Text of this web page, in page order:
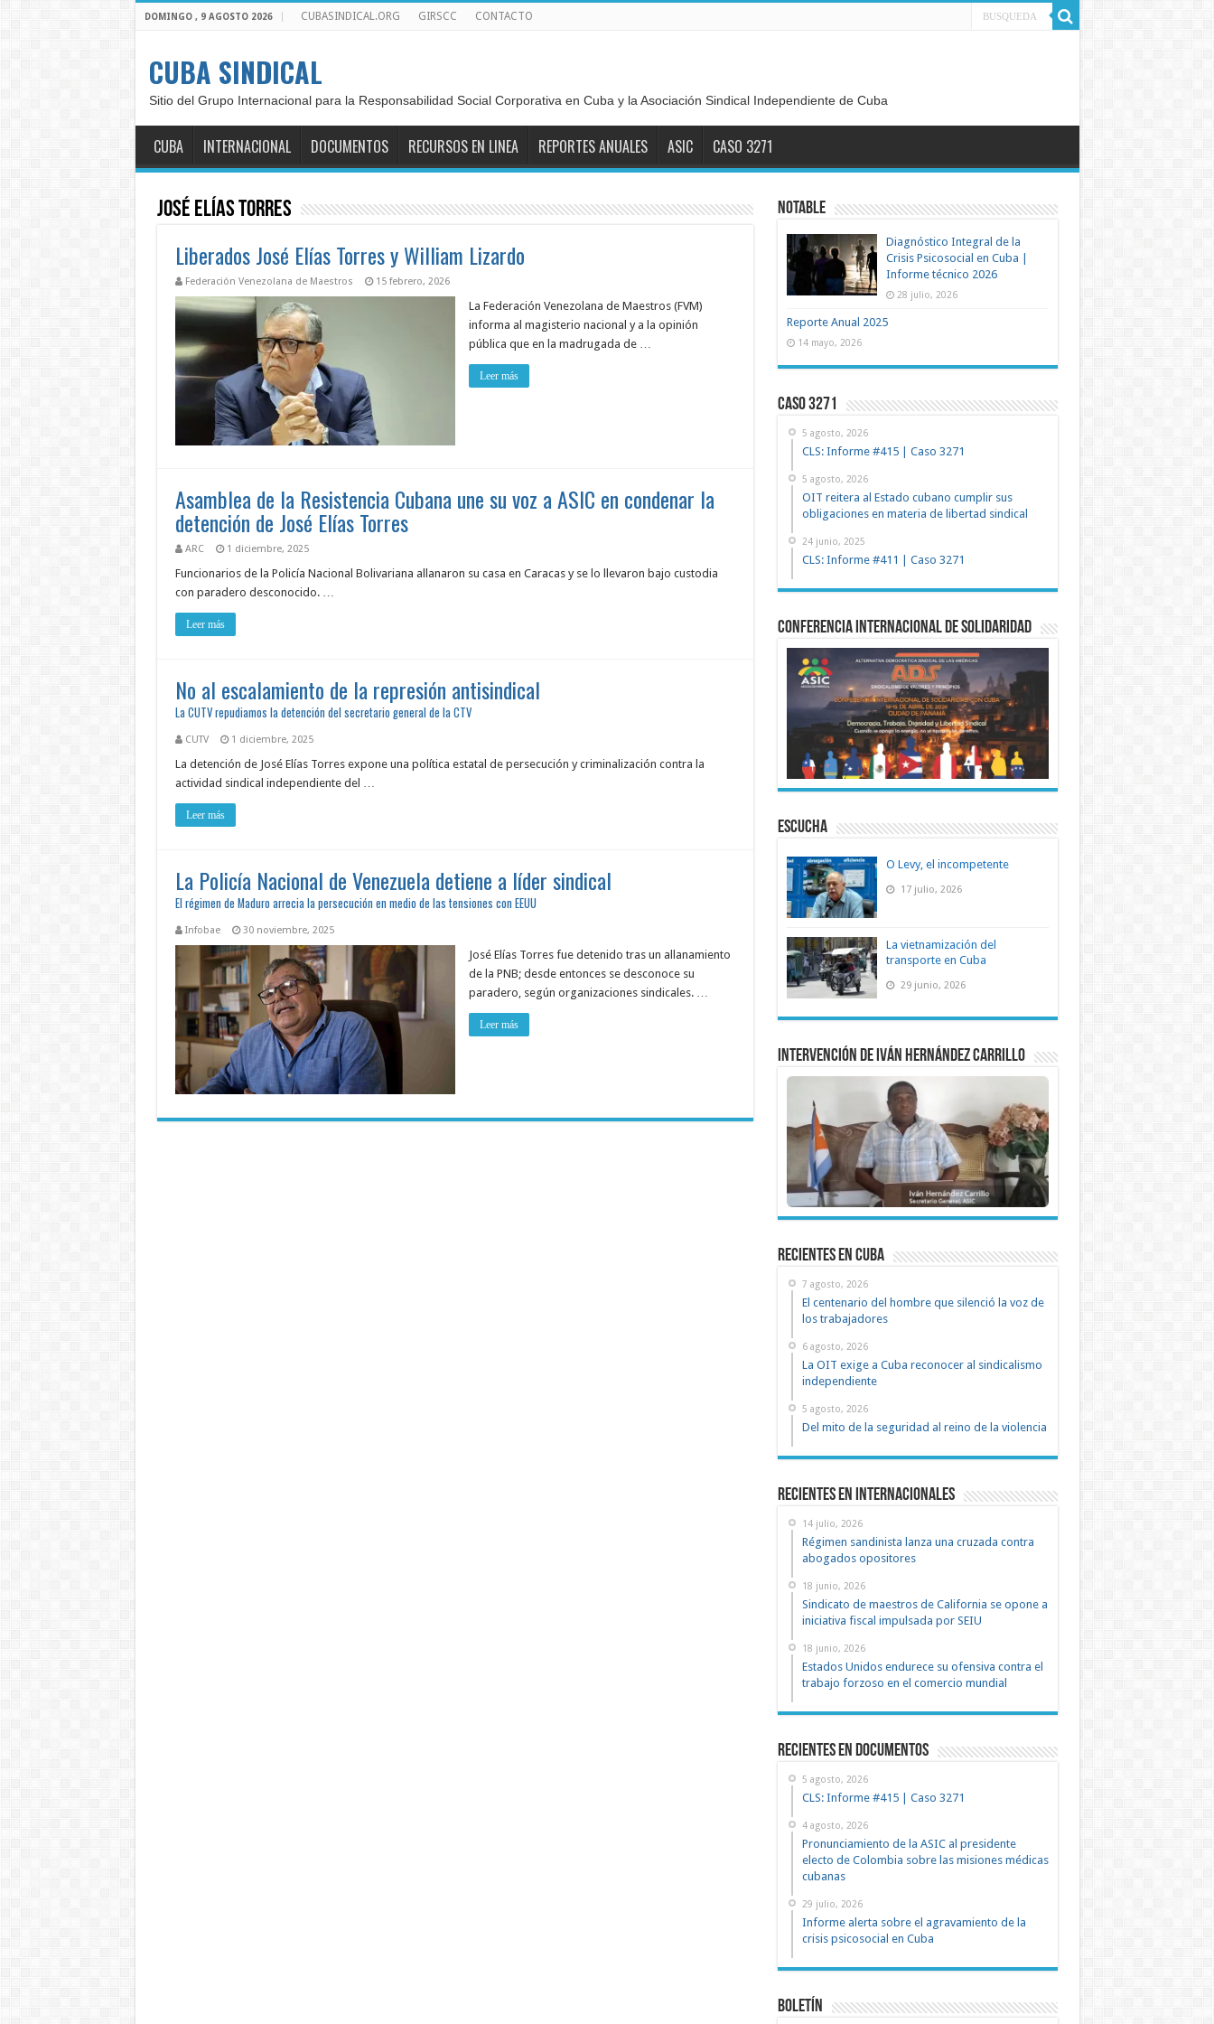
DOMINGO , 9 AGOSTO 2026 CUBASINDICAL.ORG GIRSCC CONTACTO
CUBA SINDICAL
Sitio del Grupo Internacional para la Responsabilidad Social Corporativa en Cuba y la Asociación Sindical Independiente de Cuba
CUBA INTERNACIONAL DOCUMENTOS RECURSOS EN LINEA REPORTES ANUALES ASIC CASO 3271
José Elías Torres
Liberados José Elías Torres y William Lizardo
Federación Venezolana de Maestros 15 febrero, 2026
La Federación Venezolana de Maestros (FVM)
informa al magisterio nacional y a la opinión
pública que en la madrugada de …
Leer más
Asamblea de la Resistencia Cubana une su voz a ASIC en condenar la
detención de José Elías Torres
ARC 1 diciembre, 2025
Funcionarios de la Policía Nacional Bolivariana allanaron su casa en Caracas y se lo llevaron bajo custodia
con paradero desconocido. …
Leer más
No al escalamiento de la represión antisindical
La CUTV repudiamos la detención del secretario general de la CTV
CUTV 1 diciembre, 2025
La detención de José Elías Torres expone una política estatal de persecución y criminalización contra la
actividad sindical independiente del …
Leer más
La Policía Nacional de Venezuela detiene a líder sindical
El régimen de Maduro arrecia la persecución en medio de las tensiones con EEUU
Infobae 30 noviembre, 2025
José Elías Torres fue detenido tras un allanamiento
de la PNB; desde entonces se desconoce su
paradero, según organizaciones sindicales. …
Leer más
NOTABLE
Diagnóstico Integral de la
Crisis Psicosocial en Cuba |
Informe técnico 2026
28 julio, 2026
Reporte Anual 2025
14 mayo, 2026
Caso 3271
5 agosto, 2026
CLS: Informe #415 | Caso 3271
5 agosto, 2026
OIT reitera al Estado cubano cumplir sus
obligaciones en materia de libertad sindical
24 junio, 2025
CLS: Informe #411 | Caso 3271
Conferencia Internacional de Solidaridad
ESCUCHA
O Levy, el incompetente
17 julio, 2026
La vietnamización del
transporte en Cuba
29 junio, 2026
Intervención de Iván Hernández Carrillo
recientes en cuba
7 agosto, 2026
El centenario del hombre que silenció la voz de
los trabajadores
6 agosto, 2026
La OIT exige a Cuba reconocer al sindicalismo
independiente
5 agosto, 2026
Del mito de la seguridad al reino de la violencia
Recientes en Internacionales
14 julio, 2026
Régimen sandinista lanza una cruzada contra
abogados opositores
18 junio, 2026
Sindicato de maestros de California se opone a
iniciativa fiscal impulsada por SEIU
18 junio, 2026
Estados Unidos endurece su ofensiva contra el
trabajo forzoso en el comercio mundial
recientes en documentos
5 agosto, 2026
CLS: Informe #415 | Caso 3271
4 agosto, 2026
Pronunciamiento de la ASIC al presidente
electo de Colombia sobre las misiones médicas
cubanas
29 julio, 2026
Informe alerta sobre el agravamiento de la
crisis psicosocial en Cuba
Boletín